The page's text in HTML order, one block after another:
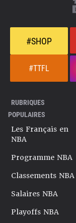
#SHOP
#TTFL
RUBRIQUES
POPULAIRES
Les Français en
NBA
Programme NBA
Classements NBA
Salaires NBA
Playoffs NBA